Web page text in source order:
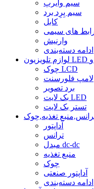
سیم وایرپ
سیم بِرِد برد
کابل
های سیمی
وارنیش
ادامه دسته‌بندی
چوک LCD
لامپ فلورسنت
برد تصویر
بک لایت LED
تستر بک لایت
تغذیه,چوک
آداپتور
ترانس
مبدل dc-dc
منبع تغذیه
چوک
آداپتور صنعتی
ادامه دسته‌بندی